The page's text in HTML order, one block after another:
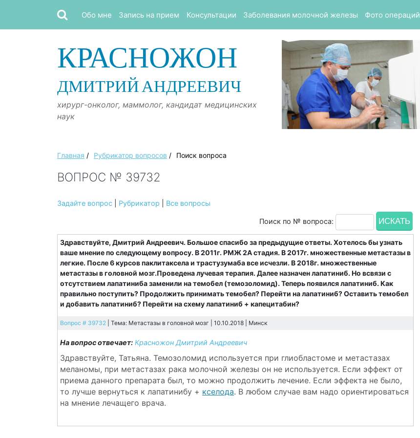
Обо мне Запись на прием Консультации Заболевания молочной железы Фото операций
КРАСНОЖОН
ДМИТРИЙ АНДРЕЕВИЧ
хирург-онколог, маммолог, кандидат медицинских
наук
Главная / Рубрикатор вопросов / Поиск вопроса
ВОПРОС № 39732
Задайте вопрос Рубрикатор Все вопросы
Поиск по № вопроса:
Здравствуйте, Дмитрий Андреевич. Большое спасибо за предыдущие ответы. Хотелось бы узнать
ваше мнение по следующему вопросу. В 2011г. РМЖ 2А стадия. В 2017г. множественные метастазы в
легкие. После 6 курсов паклитаксела и трастузумаба все исчезли. В 2018г. множественные
метастазы в головной мозг.Проведена лучевая терапия. Далее назначен лапатиниб. Но всвязи с
отсутствием лапатиниба заменили на темобел (темозоломид). Теперь появился лапатиниб. Как
правильно поступить? Продолжить принимать темобел? Перейти на лапатиниб? Оставить темобел
и добавить лапатиниб? Перейти на схему лапатиниб + капецитабин?
Вопрос # 39732 | Тема: Метастазы в головной мозг | 10.10.2018 | Минск
На вопрос отвечает: Красножон Дмитрий Андреевич
Здравствуйте, Татьяна. Темозоломид используется при глиобластоме и метастазах
меланомы, при метастазах рака молочной железы он не используется. Если эффект от
приема данного препарата был, то можно продолжить лечение. Если эффекта не было,
то лучше вернуться к лапатинибу + кселода. В любом случае вам надо ориентироваться
на мнение лечащего врача.